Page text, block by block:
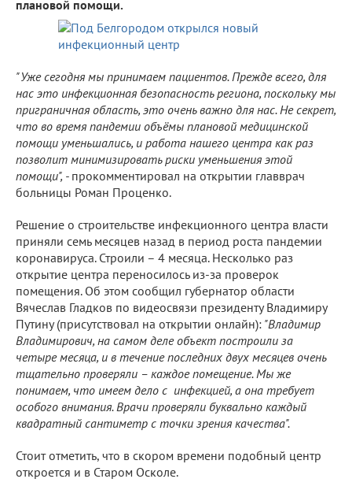
плановой помощи.
"Уже сегодня мы принимаем пациентов. Прежде всего, для
нас это инфекционная безопасность региона, поскольку мы
приграничная область, это очень важно для нас. Не секрет,
что во время пандемии объёмы плановой медицинской
помощи уменьшались, и работа нашего центра как раз
позволит минимизировать риски уменьшения этой
помощи", - прокомментировал на открытии главврач
больницы Роман Проценко.
Решение о строительстве инфекционного центра власти
приняли семь месяцев назад в период роста пандемии
коронавируса. Строили – 4 месяца. Несколько раз
открытие центра переносилось из-за проверок
помещения. Об этом сообщил губернатор области
Вячеслав Гладков по видеосвязи президенту Владимиру
Путину (присутствовал на открытии онлайн): "Владимир
Владимирович, на самом деле объект построили за
четыре месяца, и в течение последних двух месяцев очень
тщательно проверяли – каждое помещение. Мы же
понимаем, что имеем дело с инфекцией, а она требует
особого внимания. Врачи проверяли буквально каждый
квадратный сантиметр с точки зрения качества".
Стоит отметить, что в скором времени подобный центр
откроется и в Старом Осколе.